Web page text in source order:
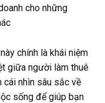
cho những
chính là khái niệm
giữa người làm thuê
cái nhìn sâu sắc về
sống để giúp bạn